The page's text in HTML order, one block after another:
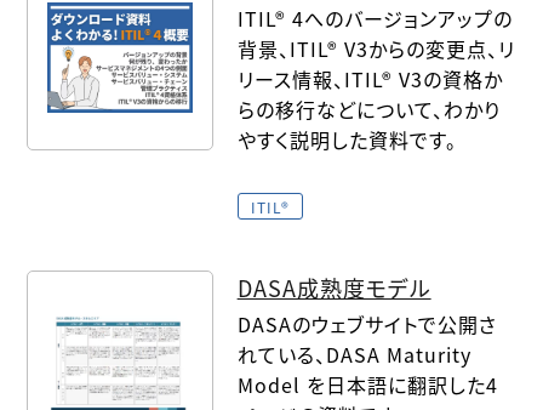
ITIL® 4へのバージョンアップの
背景、ITIL® V3からの変更点、リ
リース情報、ITIL® V3の資格か
らの移行などについて、わかり
やすく説明した資料です。
ITIL®
DASA成熟度モデル
DASAのウェブサイトで公開さ
れている、DASA Maturity
Model を日本語に翻訳した4